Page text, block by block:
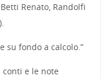
Renato, Randolfi
su fondo a calcolo.”
e le note